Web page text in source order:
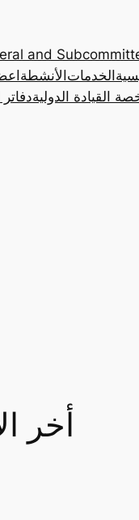
and
الأنشطة الخدمات
دفاترالقيادة الدولية
أخر